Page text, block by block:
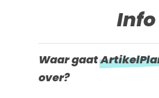
Info
Waar gaat
over?